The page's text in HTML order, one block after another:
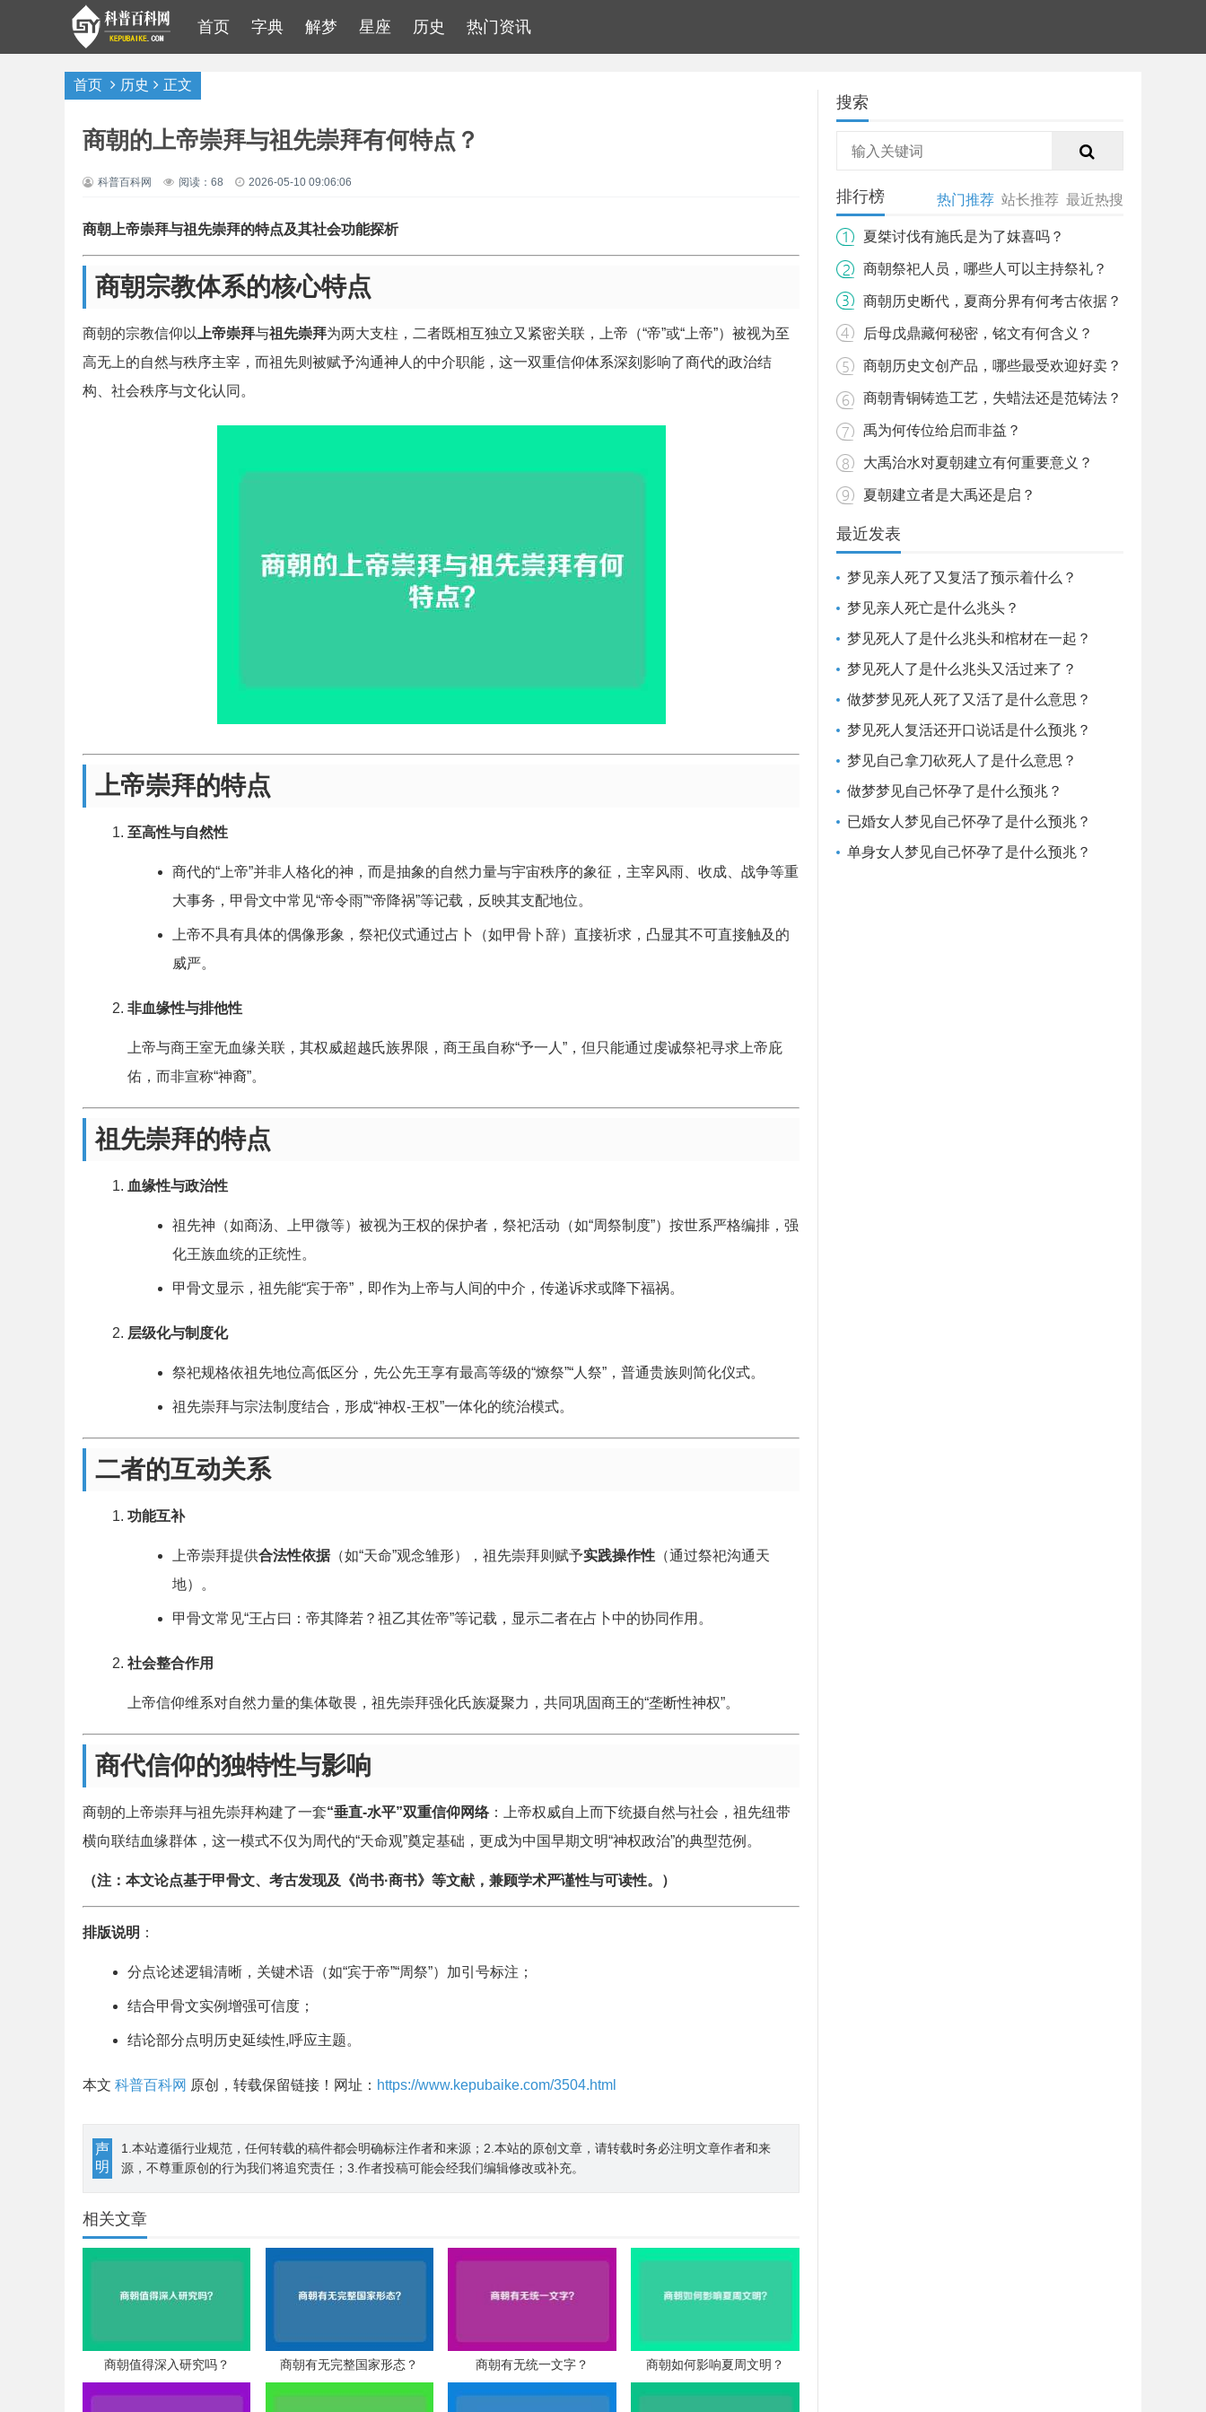
首页 字典 解梦 星座 历史 热门资讯
首页 历史 正文
商朝的上帝崇拜与祖先崇拜有何特点？
科普百科网 阅读：68 2026-05-10 09:06:06
商朝上帝崇拜与祖先崇拜的特点及其社会功能探析
商朝宗教体系的核心特点
商朝的宗教信仰以 上帝崇拜与祖先崇拜为两大支柱，二者既相互独立又紧密关联，上帝（“帝”或“上帝”）被视为至
高无上的自然与秩序主宰，而祖先则被赋予沟通神人的中介职能，这一双重信仰体系深刻影响了商代的政治结
构、社会秩序与文化认同。
上帝崇拜的特点
至高性与自然性
商代的“上帝”并非人格化的神，而是抽象的自然力量与宇宙秩序的象征，主宰风雨、收成、战争等重
大事务，甲骨文中常见“帝令雨”“帝降祸”等记载，反映其支配地位。
上帝不具有具体的偶像形象，祭祀仪式通过占卜（如甲骨卜辞）直接祈求，凸显其不可直接触及的
威严。
非血缘性与排他性
上帝与商王室无血缘关联，其权威超越氏族界限，商王虽自称“予一人”，但只能通过虔诚祭祀寻求上帝庇
佑，而非宣称“神裔”。
祖先崇拜的特点
血缘性与政治性
祖先神（如商汤、上甲微等）被视为王权的保护者，祭祀活动（如“周祭制度”）按世系严格编排，强
化王族血统的正统性。
甲骨文显示，祖先能“宾于帝”，即作为上帝与人间的中介，传递诉求或降下福祸。
层级化与制度化
祭祀规格依祖先地位高低区分，先公先王享有最高等级的“燎祭”“人祭”，普通贵族则简化仪式。
祖先崇拜与宗法制度结合，形成“神权-王权”一体化的统治模式。
二者的互动关系
功能互补
上帝崇拜提供合法性依据（如“天命”观念雏形），祖先崇拜则赋予实践操作性 （通过祭祀沟通天
地）。
甲骨文常见“王占曰：帝其降若？祖乙其佐帝”等记载，显示二者在占卜中的协同作用。
社会整合作用
上帝信仰维系对自然力量的集体敬畏，祖先崇拜强化氏族凝聚力，共同巩固商王的“垄断性神权”。
商代信仰的独特性与影响
商朝的上帝崇拜与祖先崇拜构建了一套“垂直-水平”双重信仰网络：上帝权威自上而下统摄自然与社会，祖先纽带
横向联结血缘群体，这一模式不仅为周代的“天命观”奠定基础，更成为中国早期文明“神权政治”的典型范例。
（注：本文论点基于甲骨文、考古发现及《尚书·商书》等文献，兼顾学术严谨性与可读性。）
排版说明 ：
分点论述逻辑清晰，关键术语（如“宾于帝”“周祭”）加引号标注；
结合甲骨文实例增强可信度；
结论部分点明历史延续性,呼应主题。
本文 科普百科网 原创，转载保留链接！网址： https://www.kepubaike.com/3504.html
声
明
1.本站遵循行业规范，任何转载的稿件都会明确标注作者和来源；2.本站的原创文章，请转载时务必注明文章作者和来
源，不尊重原创的行为我们将追究责任；3.作者投稿可能会经我们编辑修改或补充。
相关文章
商朝值得深入研究吗？ 商朝有无完整国家形态？ 商朝有无统一文字？ 商朝如何影响夏周文明？
搜索
排行榜 热门推荐 站长推荐 最近热搜
夏桀讨伐有施氏是为了妺喜吗？
商朝祭祀人员，哪些人可以主持祭礼？
商朝历史断代，夏商分界有何考古依据？
后母戊鼎藏何秘密，铭文有何含义？
商朝历史文创产品，哪些最受欢迎好卖？
商朝青铜铸造工艺，失蜡法还是范铸法？
禹为何传位给启而非益？
大禹治水对夏朝建立有何重要意义？
夏朝建立者是大禹还是启？
最近发表
梦见亲人死了又复活了预示着什么？
梦见亲人死亡是什么兆头？
梦见死人了是什么兆头和棺材在一起？
梦见死人了是什么兆头又活过来了？
做梦梦见死人死了又活了是什么意思？
梦见死人复活还开口说话是什么预兆？
梦见自己拿刀砍死人了是什么意思？
做梦梦见自己怀孕了是什么预兆？
已婚女人梦见自己怀孕了是什么预兆？
单身女人梦见自己怀孕了是什么预兆？